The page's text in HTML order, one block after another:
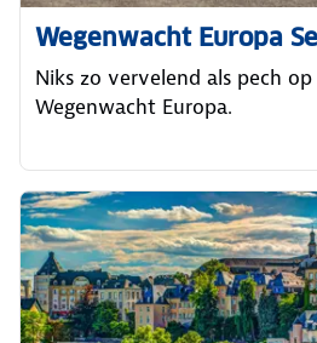
Wegenwacht Europa
Niks zo vervelend als pech
Wegenwacht Europa.